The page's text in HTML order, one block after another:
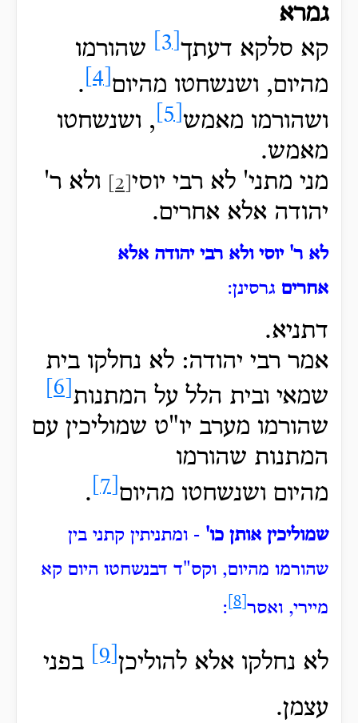
גמרא
קא סלקא דעתך
שהורמו
מהיום, ושנשחטו מהיום
.
ושהורמו מאמש
, ושנשחטו
מאמש.
מני מתני' לא רבי יוסי
ולא ר'
יהודה אלא אחרים.
לא ר' יוסי ולא רבי יהודה אלא
אחרים גרסינן:
דתניא.
אמר רבי יהודה: לא נחלקו בית
שמאי ובית הלל על המתנות
שהורמו מערב יו"ט שמוליכין עם
המתנות שהורמו
מהיום ושנשחטו מהיום .
שמוליכין אותן כו' - ומתניתין קתני בין
שהורמו מהיום, וקס"ד דבנשחטו היום קא
מיירי, ואסר
:
לא נחלקו אלא להוליכן
בפני
עצמן.